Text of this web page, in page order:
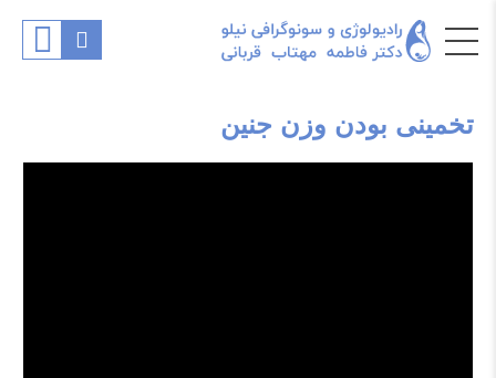
تخمینی بودن وزن جنین